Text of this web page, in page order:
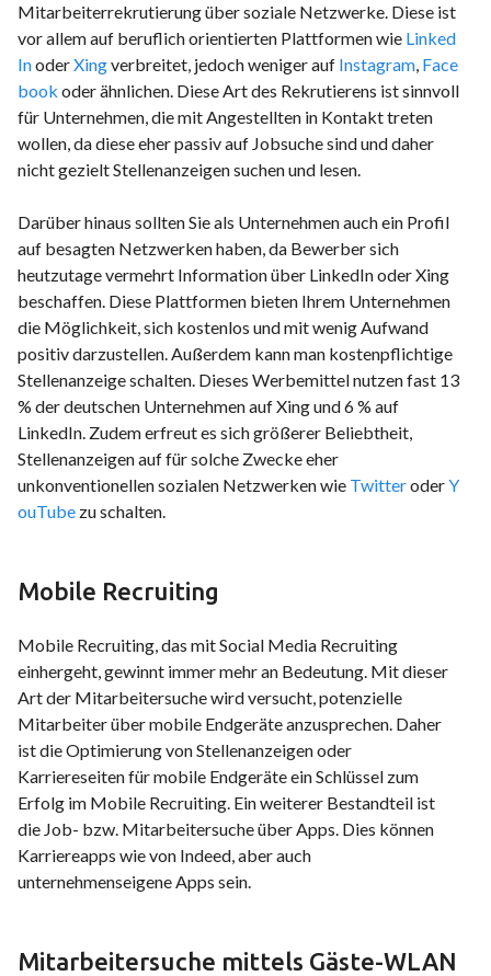
Mitarbeiterrekrutierung über soziale Netzwerke. Diese ist
vor allem auf beruflich orientierten Plattformen wie Linked
InoderXingverbreitet, jedoch weniger auf Instagram, Face
book oder ähnlichen. Diese Art des Rekrutierens ist sinnvoll
für Unternehmen, die mit Angestellten in Kontakt treten
wollen, da diese eher passiv auf Jobsuche sind und daher
nicht gezielt Stellenanzeigen suchen und lesen.
Darüber hinaus sollten Sie als Unternehmen auch ein Profil
auf besagten Netzwerken haben, da Bewerber sich
heutzutage vermehrt Information über LinkedIn oder Xing
beschaffen. Diese Plattformen bieten Ihrem Unternehmen
die Möglichkeit, sich kostenlos und mit wenig Aufwand
positiv darzustellen. Außerdem kann man kostenpflichtige
Stellenanzeige schalten. Dieses Werbemittel nutzen fast 13
% der deutschen Unternehmen auf Xing und 6 % auf
LinkedIn. Zudem erfreut es sich größerer Beliebtheit,
Stellenanzeigen auf für solche Zwecke eher
unkonventionellen sozialen Netzwerken wie TwitteroderY
ouTube zu schalten.
Mobile Recruiting
Mobile Recruiting, das mit Social Media Recruiting
einhergeht, gewinnt immer mehr an Bedeutung. Mit dieser
Art der Mitarbeitersuche wird versucht, potenzielle
Mitarbeiter über mobile Endgeräte anzusprechen. Daher
ist die Optimierung von Stellenanzeigen oder
Karriereseiten für mobile Endgeräte ein Schlüssel zum
Erfolg im Mobile Recruiting. Ein weiterer Bestandteil ist
die Job- bzw. Mitarbeitersuche über Apps. Dies können
Karriereapps wie von Indeed, aber auch
unternehmenseigene Apps sein.
Mitarbeitersuche mittels Gäste-WLAN